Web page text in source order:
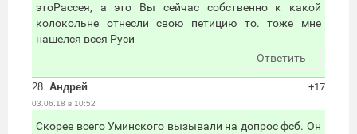
этоРассея, а это Вы сейчас собственно к какой
колокольне отнесли свою петицию то. тоже мне
нашелся всея Руси
Ответить
28. Андрей
03.06.18 в 10:52
+17
Скорее всего Уминского вызывали на допрос фcб. Он